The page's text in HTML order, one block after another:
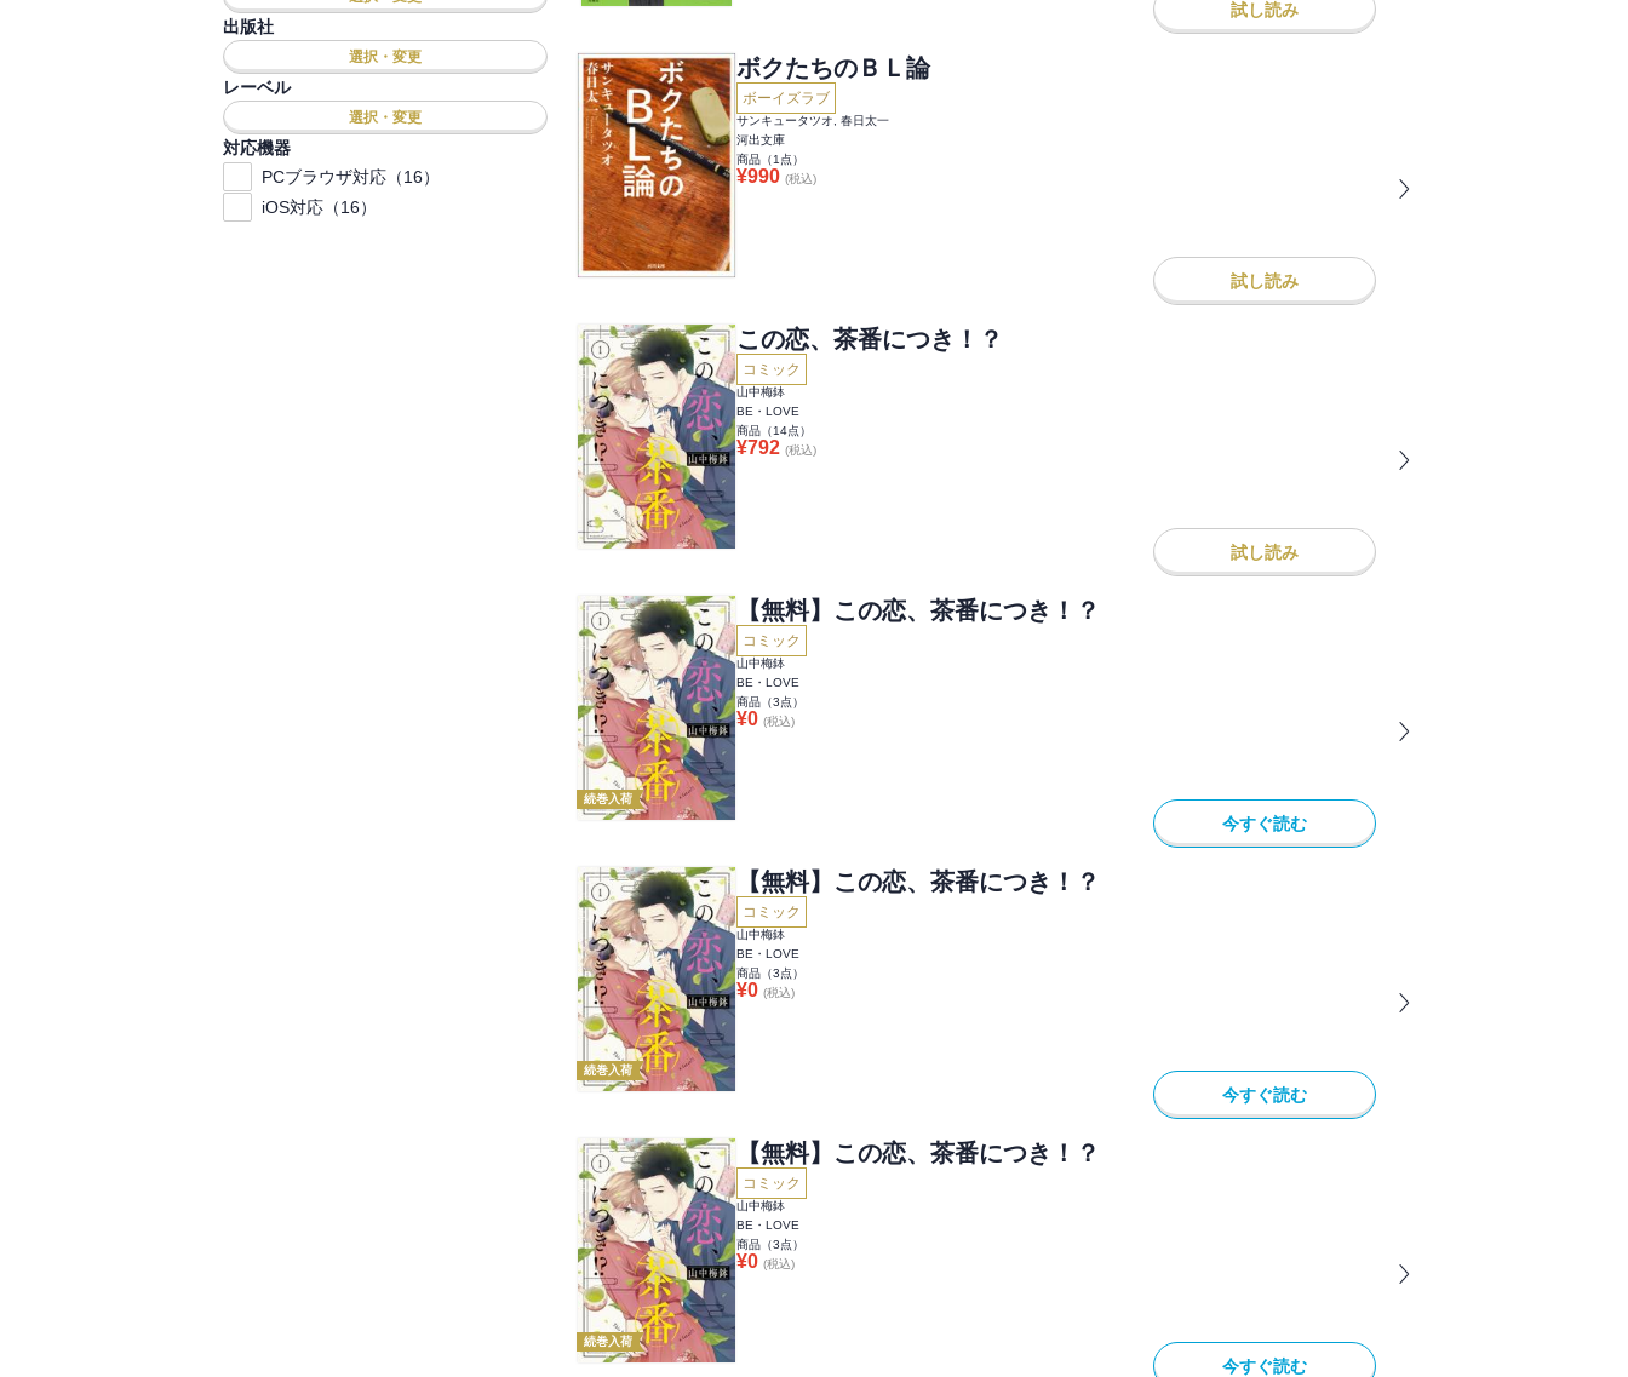
出版社
選択・変更
レーベル
選択・変更
対応機器
PCブラウザ対応（16）
iOS対応（16）
試し読み
ボクたちのＢＬ論
ボーイズラブ
サンキュータツオ, 春日太一
河出文庫
商品（1 点）
¥990 (税込)
試し読み
この恋、茶番につき！？
コミック
山中梅鉢
BE・LOVE
商品（14点）
¥792 (税込)
試し読み
続巻入荷
【無料】この恋、茶番につき！？
コミック
山中梅鉢
BE・LOVE
商品（3点）
¥0 (税込)
今すぐ読む
続巻入荷
【無料】この恋、茶番につき！？
コミック
山中梅鉢
BE・LOVE
商品（3点）
¥0 (税込)
今すぐ読む
続巻入荷
【無料】この恋、茶番につき！？
コミック
山中梅鉢
BE・LOVE
商品（3点）
¥0 (税込)
今すぐ読む